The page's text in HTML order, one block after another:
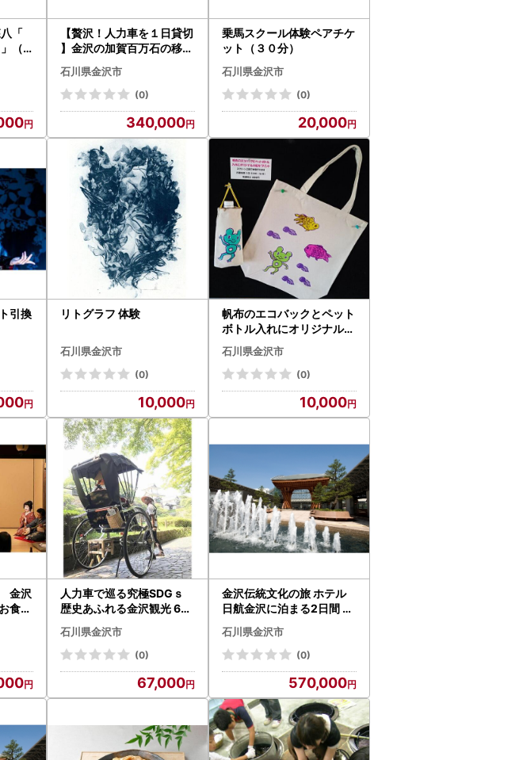
「
（2
【贅沢！人力車を１日貸切
】金沢の加賀百万石の移動
を俥夫がご案内！（ガイド
付き）
石川県金沢市
(0)
340,000
乗馬スクール体験ペアチケ
ット（３０分）
石川県金沢市
(0)
20,000
引換
リトグラフ 体験
石川県金沢市
(0)
10,000
帆布のエコバックとペット
ボトル入れにオリジナルの
絵をプリントするスクリー
ン印刷 体験
石川県金沢市
(0)
10,000
金沢
食事
人力車で巡る究極SDGｓ
歴史あふれる金沢観光 60
分貸切コース利用券 ☆ふ
るさと納税プラン☆ 【2名
様分乗車チケット】
石川県金沢市
(0)
67,000
金沢伝統文化の旅 ホテル
日航金沢に泊まる2日間 【
平日出発・大阪発着】
石川県金沢市
(0)
570,000